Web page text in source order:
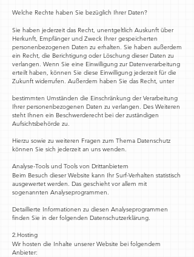
Welche Rechte haben Sie bezüglich Ihrer Daten?
Sie haben jederzeit das Recht, unentgeltlich Auskunft über
Herkunft, Empfänger und Zweck Ihrer gespeicherten
personenbezogenen Daten zu erhalten. Sie haben außerdem
ein Recht, die Berichtigung oder Löschung dieser Daten zu
verlangen. Wenn Sie eine Einwilligung zur Datenverarbeitung
erteilt haben, können Sie diese Einwilligung jederzeit für die
Zukunft widerrufen. Außerdem haben Sie das Recht, unter
bestimmten Umständen die Einschränkung der Verarbeitung
Ihrer personenbezogenen Daten zu verlangen. Des Weiteren
steht Ihnen ein Beschwerderecht bei der zuständigen
Aufsichtsbehörde zu.
Hierzu sowie zu weiteren Fragen zum Thema Datenschutz
können Sie sich jederzeit an uns wenden.
Analyse-Tools und Tools von Drittanbietern
Beim Besuch dieser Website kann Ihr Surf-Verhalten statistisch
ausgewertet werden. Das geschieht vor allem mit
sogenannten Analyseprogrammen.
Detaillierte Informationen zu diesen Analyseprogrammen
finden Sie in der folgenden Datenschutzerklärung.
2.Hosting
Wir hosten die Inhalte unserer Website bei folgendem
Anbieter: